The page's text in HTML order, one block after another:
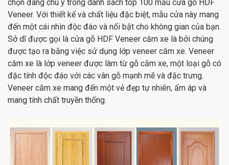
chọn đáng chú ý trong danh sách top 100 mẫu cửa gỗ HDF
Veneer. Với thiết kế và chất liệu đặc biệt, mẫu cửa này mang
đến một cái nhìn độc đáo và nổi bật cho không gian của bạn.
Sở dĩ được gọi là cửa gỗ HDF Veneer căm xe là bởi chúng
được tạo ra bằng việc sử dụng lớp veneer căm xe. Veneer
căm xe là lớp veneer được làm từ gỗ căm xe, một loại gỗ có
đặc tính độc đáo với các vân gỗ mạnh mẽ và đặc trưng.
Veneer căm xe mang đến một vẻ đẹp tự nhiên, ấm áp và
mang tính chất truyền thống.